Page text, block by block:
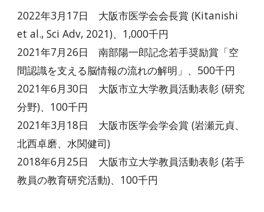
2022年3月17日 大阪市医学会会長賞 (Kitanishi
et al., Sci Adv, 2021)、1,000千円
2021年7月26日 南部陽一郎記念若手奨励賞 「空
間認識を支える脳情報の流れの解明」、500千円
2021年6月30日 大阪市立大学教員活動表彰 (研究
分野)、100千円
2021年3月18日 大阪市医学会学会賞 (岩瀬元貞、
北西卓磨、水関健司)
2018年6月25日 大阪市立大学教員活動表彰 (若手
教員の教育研究活動)、100千円